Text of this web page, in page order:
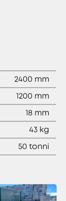
2400 mm
1200 mm
18 mm
43 kg
50 tonni